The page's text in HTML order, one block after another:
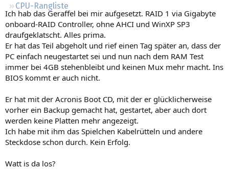
CPU-Rangliste
Ich hab das Geraffel bei mir aufgesetzt. RAID 1 via Gigabyte
onboard-RAID Controller, ohne AHCI und WinXP SP3
draufgeklatscht. Alles prima.
Er hat das Teil abgeholt und rief einen Tag später an, dass der
PC einfach neugestartet sei und nun nach dem RAM Test
immer bei 4GB stehenbleibt und keinen Mux mehr macht. Ins
BIOS kommt er auch nicht.
Er hat mit der Acronis Boot CD, mit der er glücklicherweise
vorher ein Backup gemacht hat, gestartet, aber auch dort
werden keine Platten mehr angezeigt.
Ich habe mit ihm das Spielchen Kabelrütteln und andere
Steckdose schon durch. Kein Erfolg.
Watt is da los?